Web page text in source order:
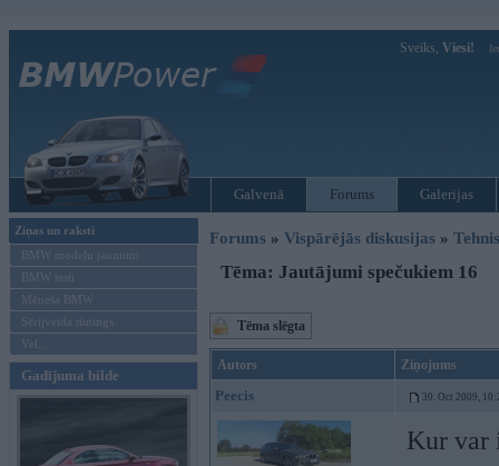
Sveiks, Viesi!
Galvenā Forums Galerijas
Ziņas un raksti
BMW modeļu jaunumi
BMW testi
Mēneša BMW
Sērijveida tūnings
Vel...
Gadījuma bilde
Forums » Vispārējās diskusijas »
Tēma: Jautājumi spečukiem 16
Tēma slēgta
Autors Ziņojums
Peecis 30. Oct 2009,
Kur var